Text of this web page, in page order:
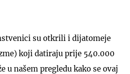
su otkrili i dijatomeje
koji datiraju prije 540.000
u našem pregledu kako se ovaj